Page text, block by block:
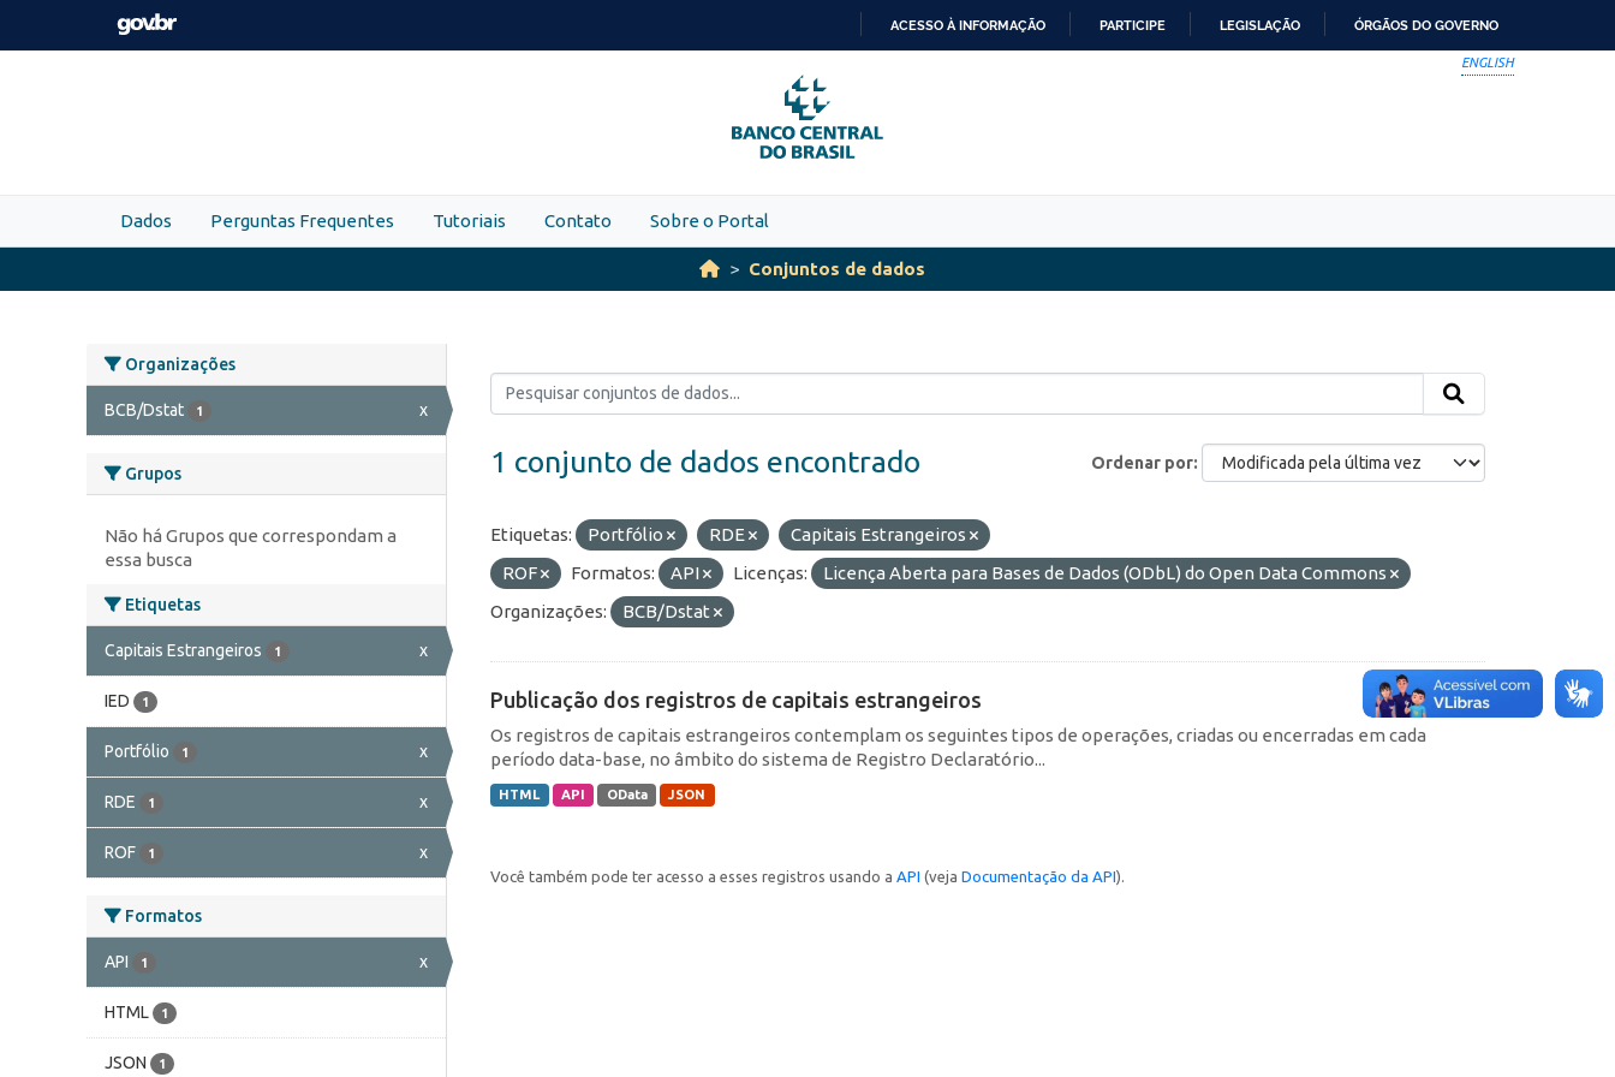
Skip to main content
PARA
O
CONTEÚDO
ACESSO À INFORMAÇÃO PARTICIPE LEGISLAÇÃO ÓRGÃOS DO GOVERNO
ENGLISH
Dados Perguntas Frequentes Tutoriais Contato Sobre o Portal
Conjuntos de dados
Organizações
BCB/Dstat 1 x
Grupos
Não há Grupos que correspondam a
essa busca
Etiquetas
Capitais Estrangeiros 1 x
IED 1
Portfólio 1 x
RDE 1 x
ROF 1 x
Formatos
API 1 x
HTML 1
JSON 1
Ordenar por
1 conjunto de dados encontrado
Etiquetas: Portfólio RDE
Capitais Estrangeiros
ROF
Formatos: API Licenças:
Licença Aberta para Bases de Dados (ODbL) do Open Data Commons
Organizações:
BCB/Dstat
Publicação dos registros de capitais estrangeiros
Os registros de capitais estrangeiros contemplam os seguintes tipos de operações, criadas ou encerradas em cada
período data-base, no âmbito do sistema de Registro Declaratório...
HTML API OData JSON
Você também pode ter acesso a esses registros usando a API (veja Documentação da API).